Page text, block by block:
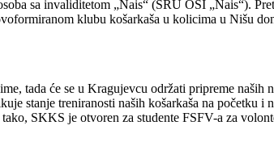
sa invaliditetom „Nais“ (SRU OSI „Nais“).
klubu košarkaša u kolicima u Nišu
tada će se u Kragujevcu održati pripreme naših
stanje treniranosti naših košarkaša na početku i
SKKS je otvoren za studente FSFV-a za